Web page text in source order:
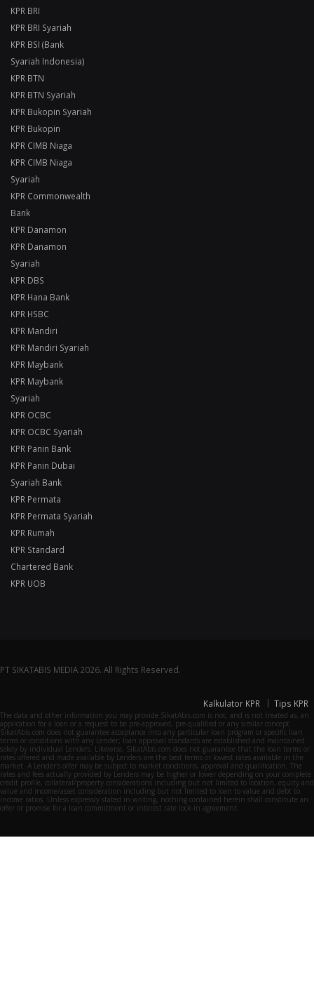
KPR BRI
KPR BRI Syariah
KPR BSI (Bank
Syariah Indonesia)
KPR BTN
KPR BTN Syariah
KPR Bukopin Syariah
KPR Bukopin
KPR CIMB Niaga
KPR CIMB Niaga
Syariah
KPR Commonwealth
Bank
KPR Danamon
KPR Danamon
Syariah
KPR DBS
KPR Hana Bank
KPR HSBC
KPR Mandiri
KPR Mandiri Syariah
KPR Maybank
KPR Maybank
Syariah
KPR OCBC
KPR OCBC Syariah
KPR Panin Bank
KPR Panin Dubai
Syariah Bank
KPR Permata
KPR Permata Syariah
KPR Rumah
KPR Standard
Chartered Bank
KPR UOB
PT SIKATABIS MEDIA 2026. All Rights Reserved.
Kalkulator KPR Tips KPR
The data and other information you may provide SikatAbis.com is not, and is not treated as, an
application for a loan or a request to be pre-approved, pre-qualified or any similar concept.
SikatAbis.com does not guarantee acceptance into any particular loan program or specific loan
terms or conditions with any Lender; loan approval standards are established and maintained
solely by individual Lenders. Likewise, SikatAbis.com does not guarantee that the loan terms or
rates offered and made available by Lenders are the best terms or lowest rates available in the
market. A Lender's offer may be subject to market conditions, approval and qualification. The
rates and fees actually provided by Lenders may be higher or lower depending on your complete
credit profile, collateral/property considerations including but not limited to location, equity and
value and income/asset consideration including but not limited to loan to value and debt to
income ratios. Unless expressly stated in writing, nothing contained herein shall constitute an
offer or promise for a loan commitment or interest rate lock-in agreement.